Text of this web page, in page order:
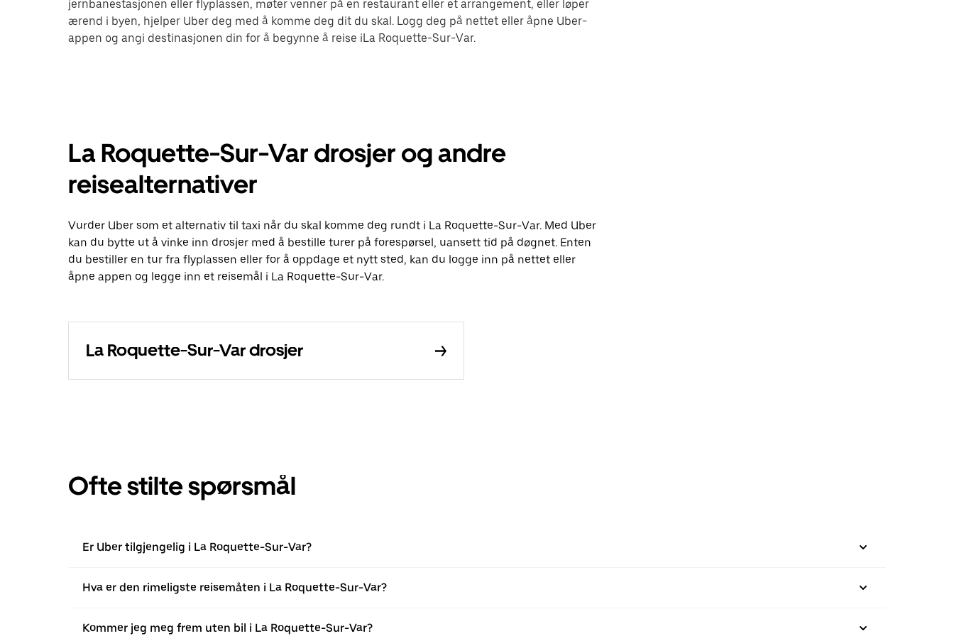
jernbanestasjonen eller flyplassen, møter venner på en restaurant eller et arrangement, eller løper
ærend i byen, hjelper Uber deg med å komme deg dit du skal. Logg deg på nettet eller åpne Uber-
appen og angi destinasjonen din for å begynne å reise iLa Roquette-Sur-Var.
La Roquette-Sur-Var drosjer og andre
reisealternativer
Vurder Uber som et alternativ til taxi når du skal komme deg rundt i La Roquette-Sur-Var. Med Uber
kan du bytte ut å vinke inn drosjer med å bestille turer på forespørsel, uansett tid på døgnet. Enten
du bestiller en tur fra flyplassen eller for å oppdage et nytt sted, kan du logge inn på nettet eller
åpne appen og legge inn et reisemål i La Roquette-Sur-Var.
La Roquette-Sur-Var drosjer
Ofte stilte spørsmål
Er Uber tilgjengelig i La Roquette-Sur-Var?
Hva er den rimeligste reisemåten i La Roquette-Sur-Var?
Kommer jeg meg frem uten bil i La Roquette-Sur-Var?